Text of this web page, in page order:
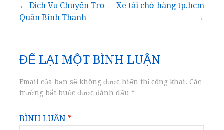
Điều
bài
viết
← Dịch Vụ Chuyển Trọ
Quận Bình Thạnh
Xe tải chở hàng tp.hcm
→
ĐỂ LẠI MỘT BÌNH LUẬN
Email của bạn sẽ không được hiển thị công khai. Các
trường bắt buộc được đánh dấu *
BÌNH LUẬN *